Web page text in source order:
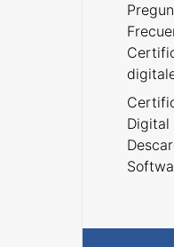
Digital